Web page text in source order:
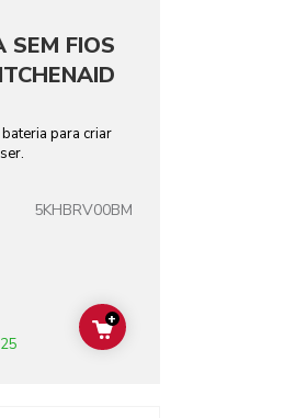
SEM FIOS
para criar
5KHBRV00BM
ADD TO CART
+